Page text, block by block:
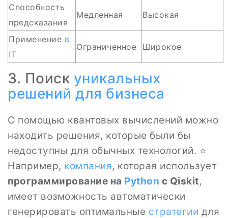
Способность
предсказания
Медленная Высокая
Применение в
IT
Ограниченное Широкое
3. Поиск уникальных
решений для бизнеса
С помощью квантовых вычислений можно
находить решения, которые были бы
недоступны для обычных технологий. ⭐
Например, компания, которая использует
программирование на Python с Qiskit,
имеет возможность автоматически
генерировать оптимальные стратегии для